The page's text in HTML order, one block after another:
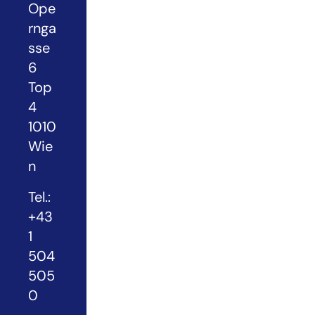
Ope
rnga
sse
6
Top
4
1010
Wie
n
Tel.:
+43
1
504
505
0